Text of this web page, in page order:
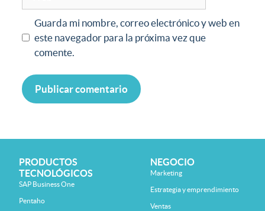
Guarda mi nombre, correo electrónico y web en
este navegador para la próxima vez que
comente.
PRODUCTOS
TECNOLÓGICOS
SAP Business One
Pentaho
NEGOCIO
Marketing
Estrategia y emprendimiento
Ventas